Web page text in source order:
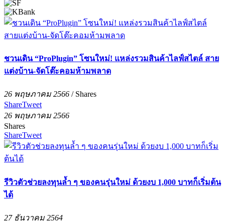
ชวนเดิน “ProPlugin” โซนใหม่! แหล่งรวมสินค้าไลฟ์สไตล์ สาย
แต่งบ้าน-จัดโต๊ะคอมห้ามพลาด
26 พฤษภาคม 2566 / Shares
ShareTweet
26 พฤษภาคม 2566
Shares
ShareTweet
รีวิวตัวช่วยลงทุนล้ำ ๆ ของคนรุ่นใหม่ ด้วยงบ 1,000 บาทก็เริ่มต้น
ได้
27 ธันวาคม 2564